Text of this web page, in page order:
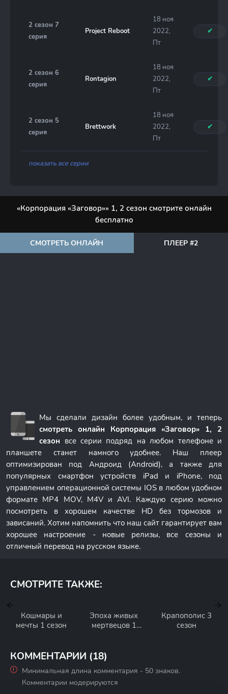
2 сезон 7
серия
Project Reboot
18 ноя
2022,
Пт
✔
2 сезон 6
серия
Rontagion
18 ноя
2022,
Пт
✔
2 сезон 5
серия
Brettwork
18 ноя
2022,
Пт
✔
показать все серии
«Корпорация «Заговор»» 1, 2 сезон смотрите онлайн
бесплатно
СМОТРЕТЬ ОНЛАЙН ПЛЕЕР #2
Мы сделали дизайн более удобным, и теперь
смотреть онлайн Корпорация «Заговор» 1, 2
сезон все серии подряд на любом телефоне и
планшете станет намного удобнее. Наш плеер
оптимизирован под Андроид (Android), а также для
популярных смартфон устройств iPad и iPhone, под
управлением операционной системы IOS в любом удобном
формате MP4 MOV, M4V и AVI. Каждую серию можно
посмотреть в хорошем качестве HD без тормозов и
зависаний. Хотим напомнить что наш сайт гарантирует вам
хорошее настроение - новые релизы, все сезоны и
отличный перевод на русском языке.
СМОТРИТЕ ТАКЖЕ:
Кошмары и
мечты 1 сезон
Эпоха живых
мертвецов 1
Крапополис 3
сезон
КОММЕНТАРИИ (18)
Минимальная длина комментария - 50 знаков.
Комментарии модерируются